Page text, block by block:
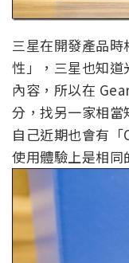
三星在開發產品
性」，三星也知道
內容，所以在
分，找另一家相
自己近期也會有
使用體驗上是相同